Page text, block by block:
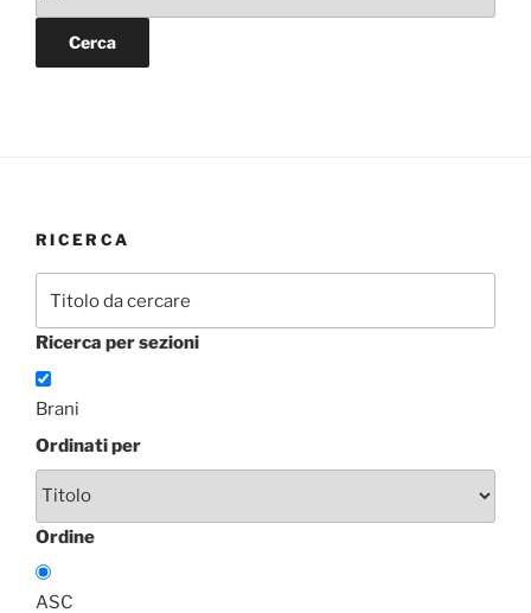
RICERCA
Ricerca per sezioni
Brani
Ordinati per
Ordine
ASC